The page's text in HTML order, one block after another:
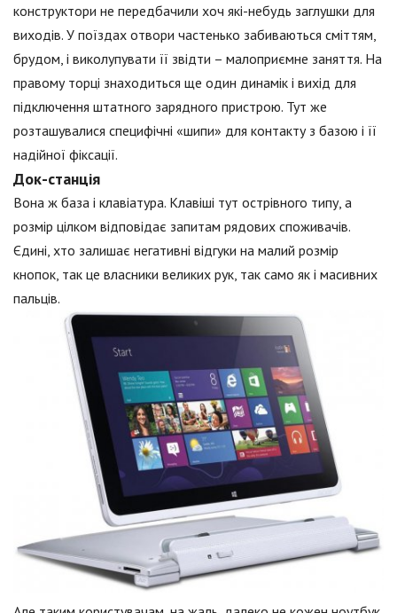
конструктори не передбачили хоч які-небудь заглушки для
виходів. У поїздах отвори частенько забиваються сміттям,
брудом, і виколупувати її звідти – малоприємне заняття. На
правому торці знаходиться ще один динамік і вихід для
підключення штатного зарядного пристрою. Тут же
розташувалися специфічні «шипи» для контакту з базою і її
надійної фіксації.
Док-станція
Вона ж база і клавіатура. Клавіші тут острівного типу, а
розмір цілком відповідає запитам рядових споживачів.
Єдині, хто залишає негативні відгуки на малий розмір
кнопок, так це власники великих рук, так само як і масивних
пальців.